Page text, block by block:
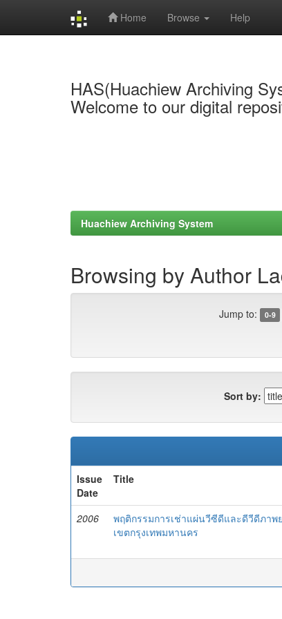
Home Browse Help
HAS(Huachiew Archiving
Welcome to our digital
Huachiew Archiving System
Browsing by Author
Jump to: 0-9
Sort by:
Issue
Date
Title
2006
พฤติกรรมการเช่าแผ่นวีซีดีและดีวีดีภา
เขตกรุงเทพมหานคร